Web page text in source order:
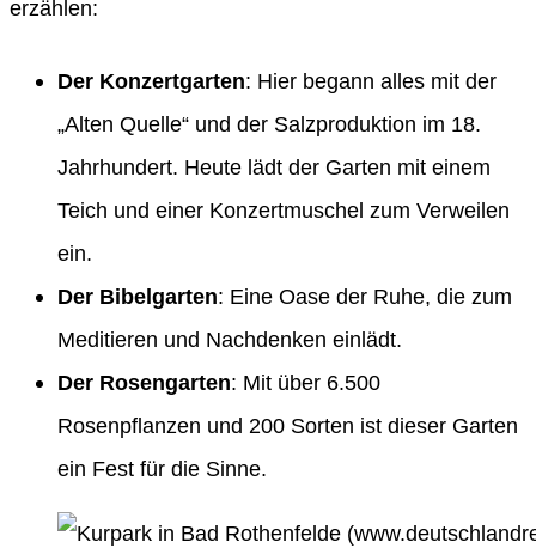
erzählen:
Der Konzertgarten: Hier begann alles mit der
„Alten Quelle“ und der Salzproduktion im 18.
Jahrhundert. Heute lädt der Garten mit einem
Teich und einer Konzertmuschel zum Verweilen
ein.
Der Bibelgarten: Eine Oase der Ruhe, die zum
Meditieren und Nachdenken einlädt.
Der Rosengarten: Mit über 6.500
Rosenpflanzen und 200 Sorten ist dieser Garten
ein Fest für die Sinne.